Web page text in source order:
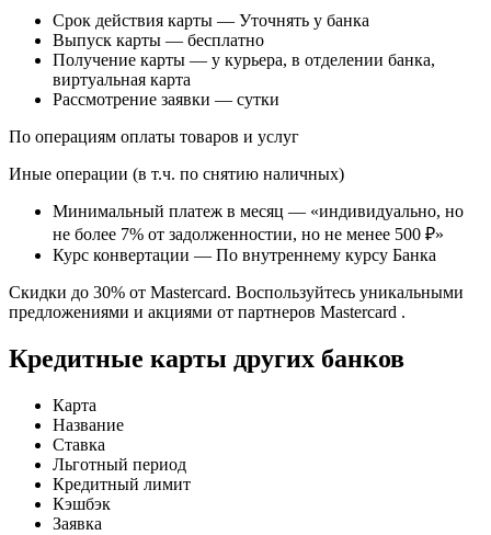
Срок действия карты — Уточнять у банка
Выпуск карты — бесплатно
Получение карты — у курьера, в отделении банка,
виртуальная карта
Рассмотрение заявки — сутки
По операциям оплаты товаров и услуг
Иные операции (в т.ч. по снятию наличных)
Минимальный платеж в месяц — «индивидуально, но
не более 7% от задолженностии, но не менее 500 ₽»
Курс конвертации — По внутреннему курсу Банка
Скидки до 30% от Mastercard. Воспользуйтесь уникальными
предложениями и акциями от партнеров Mastercard .
Кредитные карты других банков
Карта
Название
Ставка
Льготный период
Кредитный лимит
Кэшбэк
Заявка